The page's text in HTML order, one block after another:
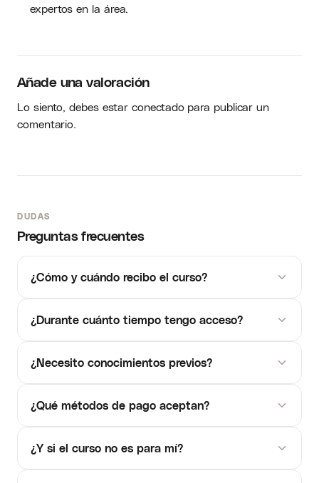
expertos en la área.
Añade una valoración
Lo siento, debes estarconectadopara publicar un
comentario.
DUDAS
Preguntas frecuentes
¿Cómo y cuándo recibo el curso?
¿Durante cuánto tiempo tengo acceso?
¿Necesito conocimientos previos?
¿Qué métodos de pago aceptan?
¿Y si el curso no es para mí?